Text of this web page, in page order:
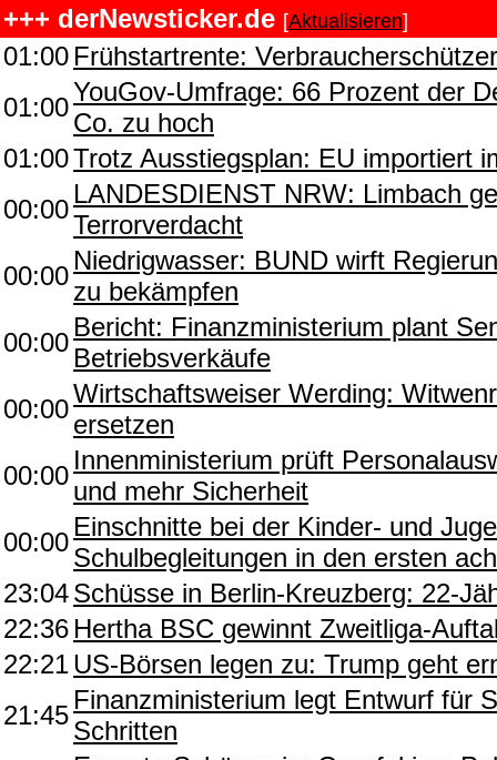
+++ derNewsticker.de [Aktualisieren]
01:00 Frühstartrente:
01:00
YouGov-Umfrage: 66 Prozent der
Co. zu hoch
01:00Trotz Ausstiegsplan: EU importiert
00:00
LANDESDIENST NRW: Limbach
Terrorverdacht
00:00
Niedrigwasser: BUND wirft
zu bekämpfen
00:00
Bericht: Finanzministerium plant
Betriebsverkäufe
00:00
Wirtschaftsweiser Werding:
ersetzen
00:00
Innenministerium prüft
und mehr Sicherheit
00:00
Einschnitte bei der Kinder- und
Schulbegleitungen in den ersten
23:04Schüsse in Berlin-Kreuzberg: 22-
22:36 Hertha BSC gewinnt Zweitliga-
22:21US-Börsen legen zu: Trump geht
21:45
Finanzministerium legt Entwurf für
Schritten